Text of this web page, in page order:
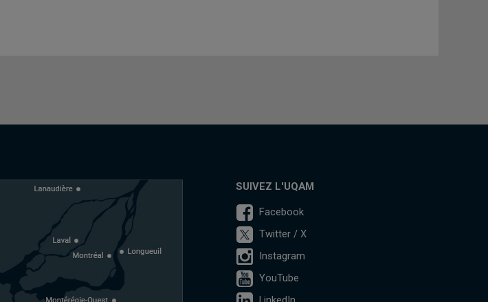
SUIVEZ L'UQAM
Facebook
Twitter / X
Instagram
YouTube